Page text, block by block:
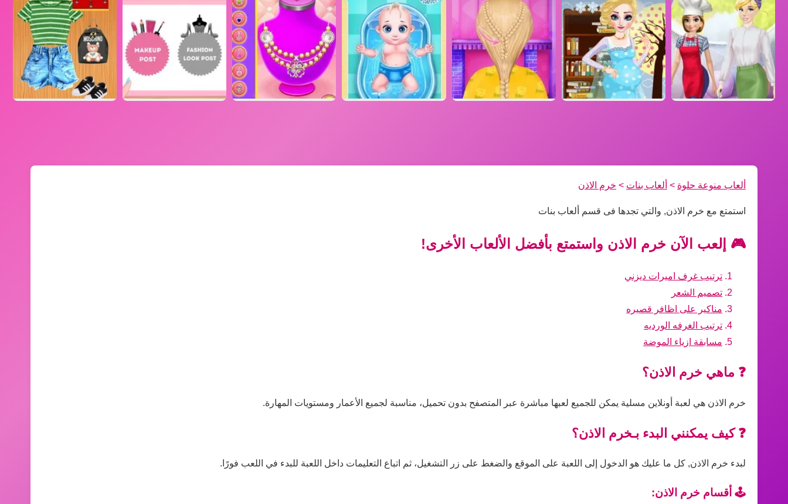
ألعاب منوعة حلوة > ألعاب بنات > خرم الاذن
استمتع مع خرم الاذن, والتي تجدها فى قسم ألعاب بنات
🎮 إلعب الآن خرم الاذن واستمتع بأفضل الألعاب الأخرى!
ترتيب غرف اميرات ديزني
تصميم الشعر
مناكير على اظافر قصيره
ترتيب الغرفه الورديه
مسابقة ازياء الموضة
❓ ماهي خرم الاذن؟
خرم الاذن هي لعبة أونلاين مسلية يمكن للجميع لعبها مباشرة عبر المتصفح بدون تحميل، مناسبة لجميع الأعمار ومستويات المهارة.
❓ كيف يمكنني البدء بـخرم الاذن؟
لبدء خرم الاذن, كل ما عليك هو الدخول إلى اللعبة على الموقع والضغط على زر التشغيل، ثم اتباع التعليمات داخل اللعبة للبدء في اللعب فورًا.
🕹️ أقسام خرم الاذن: